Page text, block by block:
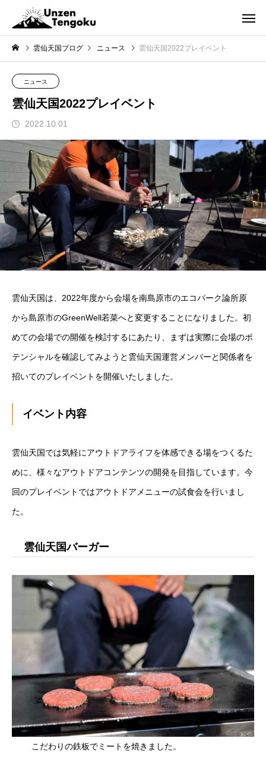
雲仙天国ブログ ニュース 雲仙天国2022プレイベント
ニュース
雲仙天国2022プレイベント
2022.10.01
雲仙天国は、2022年度から会場を南島原市のエコパーク論所原
から島原市のGreenWell若菜へと変更することになりました。初
めての会場での開催を検討するにあたり、まずは実際に会場のポ
テンシャルを確認してみようと雲仙天国運営メンバーと関係者を
招いてのプレイベントを開催いたしました。
イベント内容
雲仙天国では気軽にアウトドアライフを体感できる場をつくるた
めに、様々なアウトドアコンテンツの開発を目指しています。今
回のプレイベントではアウトドアメニューの試食会を行いまし
た。
雲仙天国バーガー
こだわりの鉄板でミートを焼きました。